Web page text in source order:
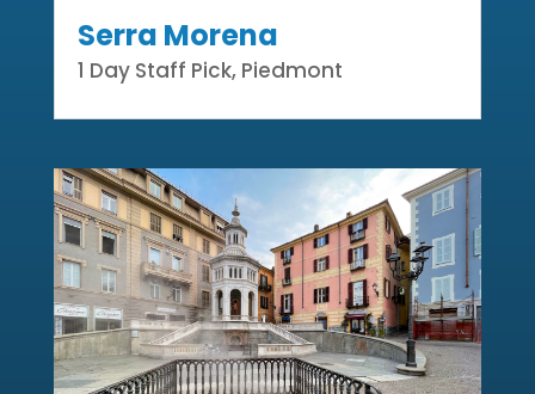
Serra Morena
1 Day Staff Pick, Piedmont